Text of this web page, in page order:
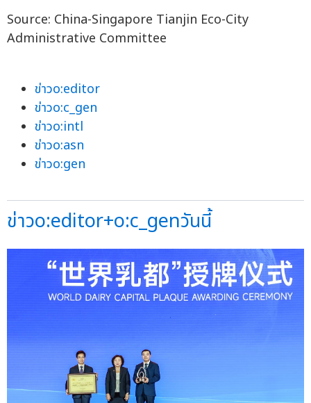
Source: China-Singapore Tianjin Eco-City
Administrative Committee
ข่าวo:editor
ข่าวo:c_gen
ข่าวo:intl
ข่าวo:asn
ข่าวo:gen
ข่าวo:editor+o:c_genวันนี้